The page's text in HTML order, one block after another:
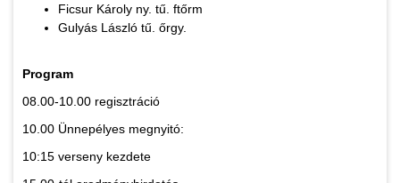
Ficsur Károly ny. tű. ftőrm
Gulyás László tű. őrgy.
Program
08.00-10.00 regisztráció
10.00 Ünnepélyes megnyitó:
10:15 verseny kezdete